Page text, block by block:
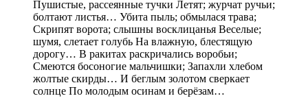
Пушистые, рассеянные тучки Летят; журчат ручьи;
болтают листья… Убита пыль; обмылася трава;
Скрипят ворота; слышны восклицанья Веселые;
шумя, слетает голубь На влажную, блестящую
дорогу… В ракитах раскричались воробьи;
Смеются босоногие мальчишки; Запахли хлебом
жолтые скирды… И беглым золотом сверкает
солнце По молодым осинам и берёзам…